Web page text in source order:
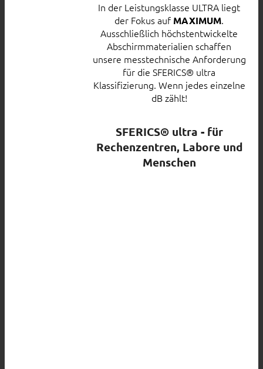
In der Leistungsklasse ULTRA liegt
der Fokus auf MAXIMUM.
Ausschließlich höchstentwickelte
Abschirmmaterialien schaffen
unsere messtechnische Anforderung
für die SFERICS® ultra
Klassifizierung. Wenn jedes einzelne
dB zählt!
SFERICS® ultra - für
Rechenzentren, Labore und
Menschen